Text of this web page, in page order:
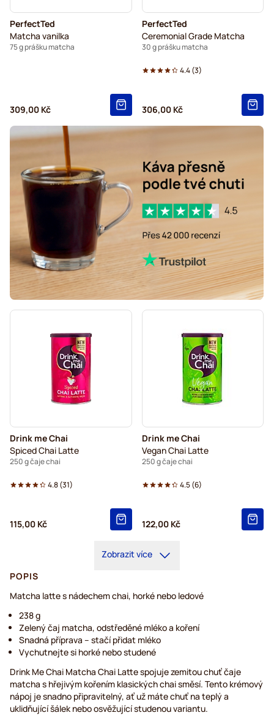
PerfectTed
Matcha vanilka
75 g prášku matcha
309,00 Kč
PerfectTed
Ceremonial Grade Matcha
30 g prášku matcha
4.4(3)
306,00 Kč
Drink me Chai
Spiced Chai Latte
250 g čaje chai
4.8(31)
115,00 Kč
Drink me Chai
Vegan Chai Latte
250 g čaje chai
4.5(6)
122,00 Kč
Zobrazit více
POPIS
Matcha latte s nádechem chai, horké nebo ledové
238 g
Zelený čaj matcha, odstředěné mléko a koření
Snadná příprava – stačí přidat mléko
Vychutnejte si horké nebo studené
Drink Me Chai Matcha Chai Latte spojuje zemitou chuť čaje
matcha s hřejivým kořením klasických chai směsí. Tento krémový
nápoj je snadno připravitelný, ať už máte chuť na teplý a
uklidňující šálek nebo osvěžující studenou variantu.